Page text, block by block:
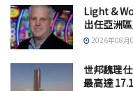
Light &
出任亞洲
2026年08月
世邦魏理
最高達